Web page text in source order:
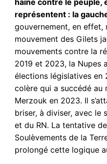
haine contre le peuple,
représentent : la
gouvernement, en effet,
mouvement des Gilets
mouvements contre la
2019 et 2023, la Nupes
élections législatives en
colère qui a succédé au
Merzouk en 2023. Il
briser, à diviser, avec le
et du RN. La tentative
Soulèvements de la
prolongé cette logique